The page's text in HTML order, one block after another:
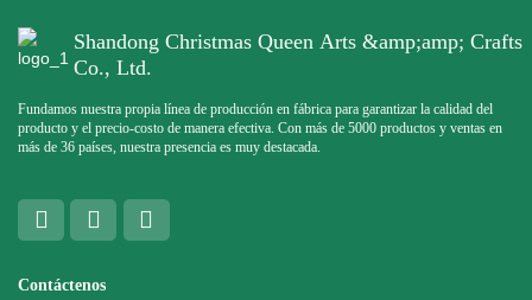
Shandong Christmas Queen Arts &amp;amp; Crafts
Co., Ltd.
Fundamos nuestra propia línea de producción en fábrica para garantizar la calidad del
producto y el precio-costo de manera efectiva. Con más de 5000 productos y ventas en
más de 36 países, nuestra presencia es muy destacada.
Contáctenos